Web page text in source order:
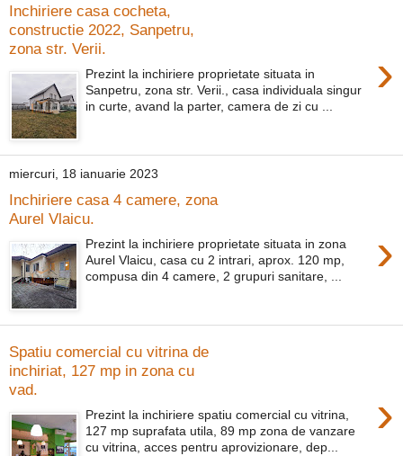
Inchiriere casa cocheta,
constructie 2022, Sanpetru,
zona str. Verii.
›
Prezint la inchiriere proprietate situata in
Sanpetru, zona str. Verii., casa individuala singur
in curte, avand la parter, camera de zi cu ...
miercuri, 18 ianuarie 2023
Inchiriere casa 4 camere, zona
Aurel Vlaicu.
›
Prezint la inchiriere proprietate situata in zona
Aurel Vlaicu, casa cu 2 intrari, aprox. 120 mp,
compusa din 4 camere, 2 grupuri sanitare, ...
Spatiu comercial cu vitrina de
inchiriat, 127 mp in zona cu
vad.
›
Prezint la inchiriere spatiu comercial cu vitrina,
127 mp suprafata utila, 89 mp zona de vanzare
cu vitrina, acces pentru aprovizionare, dep...